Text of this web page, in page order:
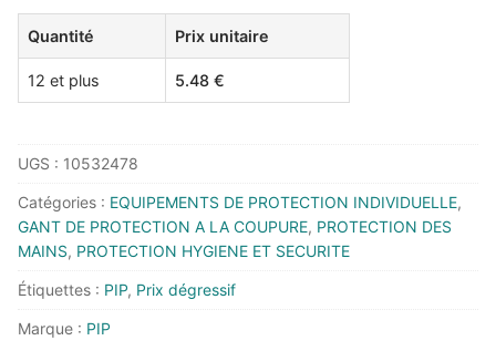
SANS
COUTURE
POLYKOR
GRIS
350
-
16-
350-
T11
-
Quantité Prix unitaire
12 et plus 5.48 €
UGS : 10532478
Catégories : EQUIPEMENTS DE PROTECTION INDIVIDUELLE,
GANT DE PROTECTION A LA COUPURE, PROTECTION DES
MAINS, PROTECTION HYGIENE ET SECURITE
Étiquettes : PIP, Prix dégressif
Marque : PIP